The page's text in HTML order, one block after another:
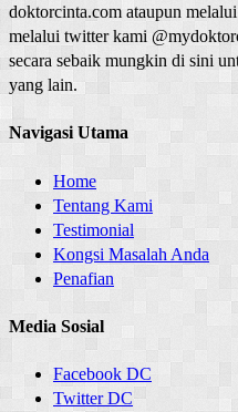
doktorcinta.com ataupun
melalui twitter kami
secara sebaik mungkin di sini
yang lain.
Navigasi Utama
Home
Tentang Kami
Testimonial
Kongsi Masalah Anda
Penafian
Media Sosial
Facebook DC
Twitter DC